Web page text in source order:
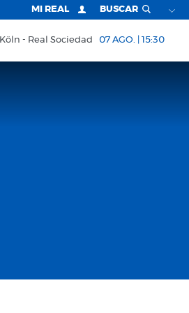
MI REAL BUSCAR
Köln Real Sociedad 07 AGO. | 15:30